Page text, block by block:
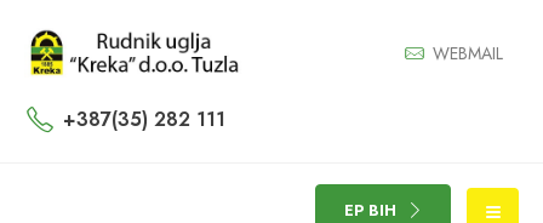
WEBMAIL
+387(35) 282 111
EP BIH